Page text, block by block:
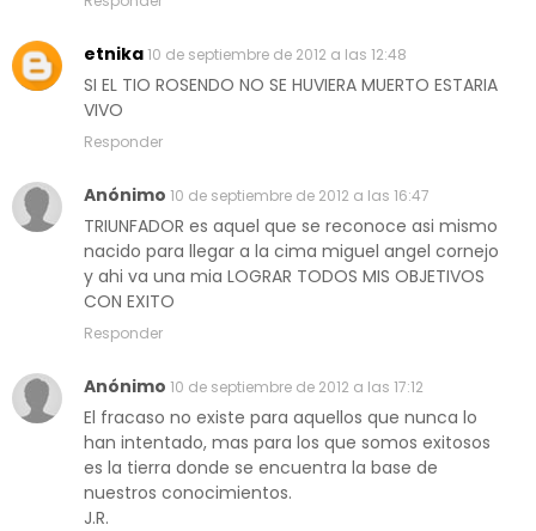
etnika10 de septiembre de 2012 a las 12:48
SI EL TIO ROSENDO NO SE HUVIERA MUERTO ESTARIA
VIVO
Responder
Anónimo 10 de septiembre de 2012 a las 16:47
TRIUNFADOR es aquel que se reconoce asi mismo
nacido para llegar a la cima miguel angel cornejo
y ahi va una mia LOGRAR TODOS MIS OBJETIVOS
CON EXITO
Responder
Anónimo 10 de septiembre de 2012 a las 17:12
El fracaso no existe para aquellos que nunca lo
han intentado, mas para los que somos exitosos
es la tierra donde se encuentra la base de
nuestros conocimientos.
J.R.